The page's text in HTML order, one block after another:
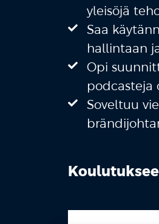
yleisöjä
Saa
hallintaan
Opi
podcasteja
Soveltuu